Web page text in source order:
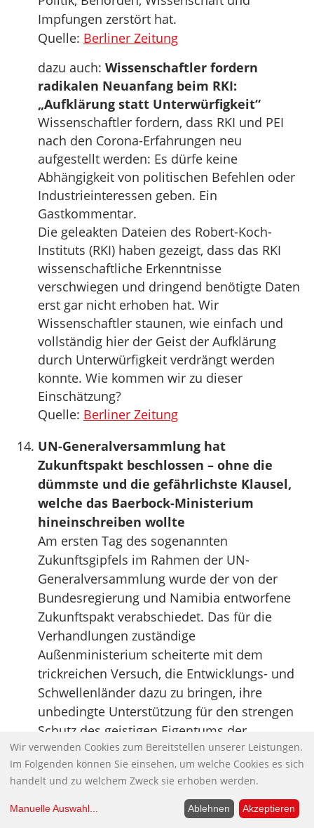
Impfungen zerstört hat.
Quelle: Berliner Zeitung
dazu auch: Wissenschaftler fordern
radikalen Neuanfang beim RKI:
„Aufklärung statt Unterwürfigkeit“
Wissenschaftler fordern, dass RKI und PEI
nach den Corona-Erfahrungen neu
aufgestellt werden: Es dürfe keine
Abhängigkeit von politischen Befehlen oder
Industrieinteressen geben. Ein
Gastkommentar.
Die geleakten Dateien des Robert-Koch-
Instituts (RKI) haben gezeigt, dass das RKI
wissenschaftliche Erkenntnisse
verschwiegen und dringend benötigte Daten
erst gar nicht erhoben hat. Wir
Wissenschaftler staunen, wie einfach und
vollständig hier der Geist der Aufklärung
durch Unterwürfigkeit verdrängt werden
konnte. Wie kommen wir zu dieser
Einschätzung?
Quelle: Berliner Zeitung
UN-Generalversammlung hat
Zukunftspakt beschlossen – ohne die
dümmste und die gefährlichste Klausel,
welche das Baerbock-Ministerium
hineinschreiben wollte
Am ersten Tag des sogenannten
Zukunftsgipfels im Rahmen der UN-
Generalversammlung wurde der von der
Bundesregierung und Namibia entworfene
Zukunftspakt verabschiedet. Das für die
Verhandlungen zuständige
Außenministerium scheiterte mit dem
trickreichen Versuch, die Entwicklungs- und
Schwellenländer dazu zu bringen, ihre
unbedingte Unterstützung für den strengen
Schutz des geistigen Eigentums der
Konzerne der Industrieländer zu erklären.
Quelle:Norbert Häring
Warum BUND und NABU so wenig
Einfluss auf die Politik haben
Wir verwenden Cookies zum Bereitstellen unserer Leistungen.
Im Folgenden können Sie einsehen, um welche Cookies es sich
handelt und zu welchem Zweck sie erhoben werden.
Manuelle Auswahl... Ablehnen Akzeptieren